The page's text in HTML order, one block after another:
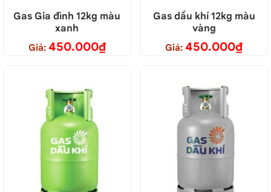
Gas Gia đình 12kg màu
xanh
Giá: 450.000₫
Gas dầu khí 12kg màu
vàng
Giá: 450.000₫